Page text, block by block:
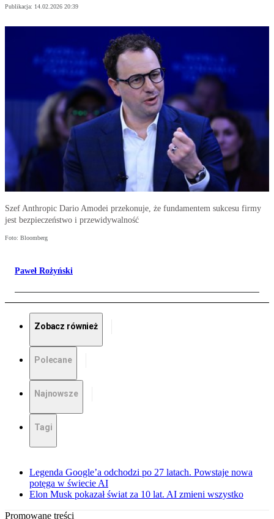
Publikacja: 14.02.2026 20:39
Szef Anthropic Dario Amodei przekonuje, że fundamentem sukcesu firmy
jest bezpieczeństwo i przewidywalność
Foto: Bloomberg
Paweł Rożyński
Zobacz również
Polecane
Najnowsze
Tagi
Legenda Google’a odchodzi po 27 latach. Powstaje nowa
potęga w świecie AI
Elon Musk pokazał świat za 10 lat. AI zmieni wszystko
Promowane treści